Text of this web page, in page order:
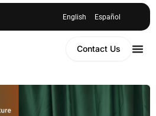
English Español
Contact Us